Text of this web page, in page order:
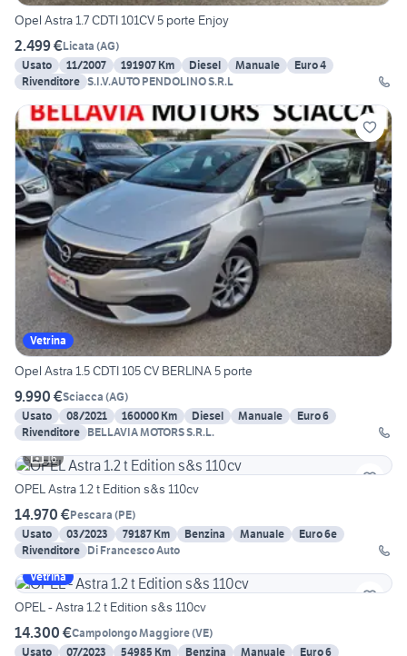
Opel Astra 1.7 CDTI 101CV 5 porte Enjoy
2.499 €Licata (AG)
Usato
11/2007 191907 Km Diesel Manuale
Euro 4
Rivenditore S.I.V.AUTO PENDOLINO S.R.L
Vetrina
Opel Astra 1.5 CDTI 105 CV BERLINA 5 porte
9.990 €Sciacca (AG)
Usato
08/2021 160000 Km Diesel Manuale
Euro 6
Rivenditore BELLAVIA MOTORS S.R.L.
16
OPEL Astra 1.2 t Edition s&s 110cv
14.970 €Pescara (PE)
Usato
03/2023 79187 Km Benzina Manuale
Euro 6e
Rivenditore Di Francesco Auto
Vetrina
OPEL - Astra 1.2 t Edition s&s 110cv
14.300 €Campolongo Maggiore(VE)
Usato
07/2023 54985 Km Benzina Manuale
Euro 6